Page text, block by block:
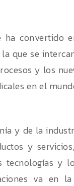
ha
que se
y los
en el
y de la
y
y
va en